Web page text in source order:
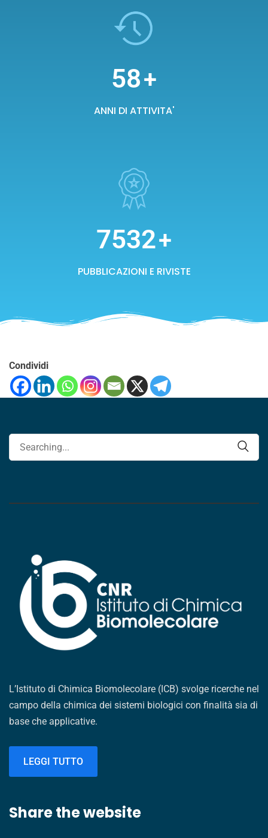
58+
ANNI DI ATTIVITA'
7532+
PUBBLICAZIONI E RIVISTE
Condividi
Cerca
L’Istituto di Chimica Biomolecolare (ICB) svolge ricerche nel
campo della chimica dei sistemi biologici con finalità sia di
base che applicative.
LEGGI TUTTO
Share the website